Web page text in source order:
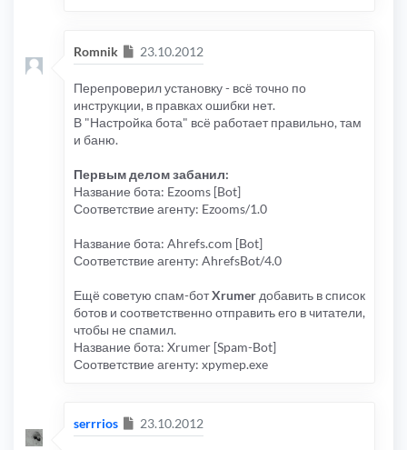
Romnik Сообщение
23.10.2012
Перепроверил установку - всё точно по
инструкции, в правках ошибки нет.
В "Настройка бота" всё работает правильно, там
и баню.
Первым делом забанил:
Название бота: Ezooms [Bot]
Соответствие агенту: Ezooms/1.0
Название бота: Ahrefs.com [Bot]
Соответствие агенту: AhrefsBot/4.0
Ещё советую спам-ботXrumer добавить в список
ботов и соответственно отправить его в читатели,
чтобы не спамил.
Название бота: Xrumer [Spam-Bot]
Соответствие агенту: xpymep.exe
serrrios Сообщение
23.10.2012